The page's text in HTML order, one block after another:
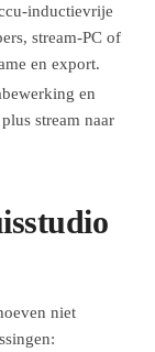
inductievrije
stream-PC of
en export.
en
stream naar
niet